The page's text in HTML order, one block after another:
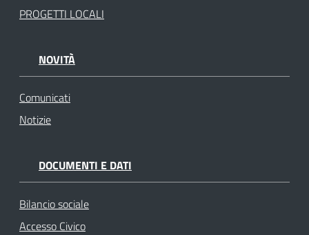
PROGETTI LOCALI
NOVITÀ
Comunicati
Notizie
DOCUMENTI E DATI
Bilancio sociale
Accesso Civico